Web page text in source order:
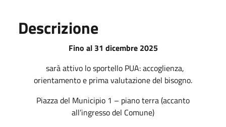
Descrizione
Fino al 31 dicembre 2025
sarà attivo lo sportello PUA: accoglienza,
orientamento e prima valutazione del bisogno.
Piazza del Municipio 1 – piano terra (accanto
all’ingresso del Comune)